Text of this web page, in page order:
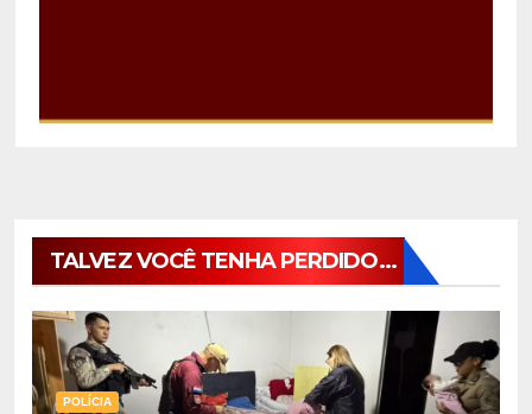
TALVEZ VOCÊ TENHA PERDIDO...
POLÍCIA